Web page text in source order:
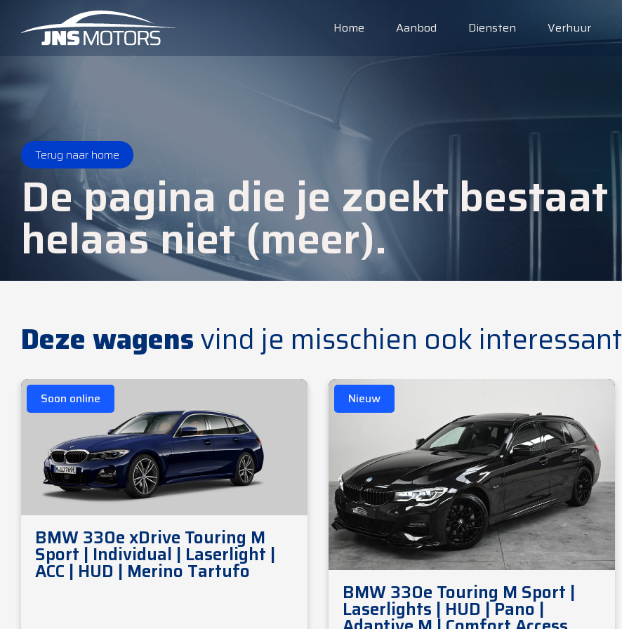
Home Aanbod Diensten Verhuur
Terug naar home
De pagina die je zoekt bestaat
helaas niet (meer).
Deze wagensvind je misschien ook interessant
Soon online
BMW 330e xDrive Touring M
Sport | Individual | Laserlight |
ACC | HUD | Merino Tartufo
Nieuw
BMW 330e Touring M Sport |
Laserlights | HUD | Pano |